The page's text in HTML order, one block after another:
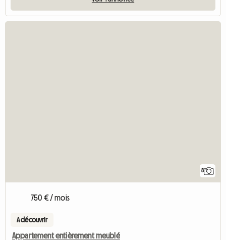
8
750 € / mois
A découvrir
Appartement entièrement meublé